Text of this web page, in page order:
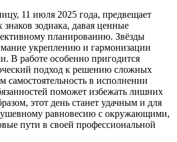
11 июля 2025 года, предвещает
знаков зодиака, давая ценные
планированию. Звёзды
укреплению и гармонизации
В работе особенно пригодится
подход к решению сложных
самостоятельность в исполнении
поможет избежать лишних
этот день станет удачным и для
равновесию с окружающими,
пути в своей профессиональной